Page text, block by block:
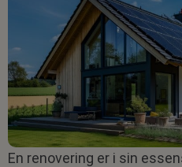
En renovering er i sin